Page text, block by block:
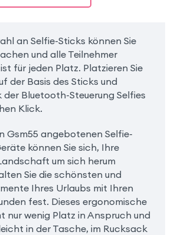
an Selfie-Sticks können Sie
und alle Teilnehmer
für jeden Platz. Platzieren Sie
der Basis des Sticks und
der Bluetooth-Steuerung Selfies
Klick.
Gsm55 angebotenen Selfie-
können Sie sich, Ihre
um sich herum
Sie die schönsten und
Ihres Urlaubs mit Ihren
fest. Dieses ergonomische
nur wenig Platz in Anspruch und
in der Tasche, im Rucksack